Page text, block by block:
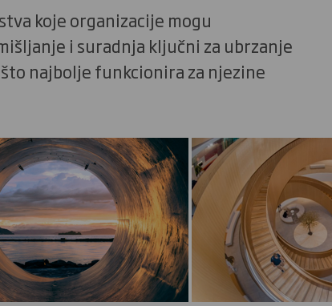
koje organizacije mogu
i suradnja ključni za ubrzanje
najbolje funkcionira za njezine